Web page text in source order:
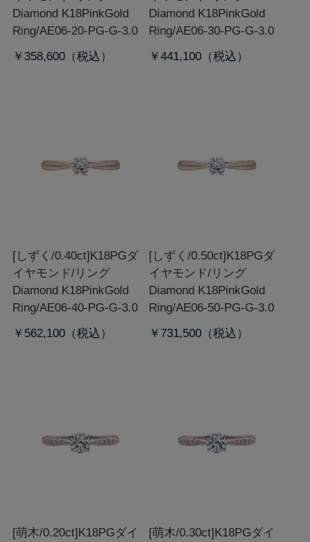
Diamond K18PinkGold
Ring/AE06-20-PG-G-3.0
￥358,600
Diamond K18PinkGold
Ring/AE06-30-PG-G-3.0
￥441,100
[しずく/0.40ct]K18PGダ
イヤモンド/リング
Diamond K18PinkGold
Ring/AE06-40-PG-G-3.0
￥562,100
[しずく/0.50ct]K18PGダ
イヤモンド/リング
Diamond K18PinkGold
Ring/AE06-50-PG-G-3.0
￥731,500
[萌木/0.20ct]K18PGダイ
[萌木/0.30ct]K18PGダイ